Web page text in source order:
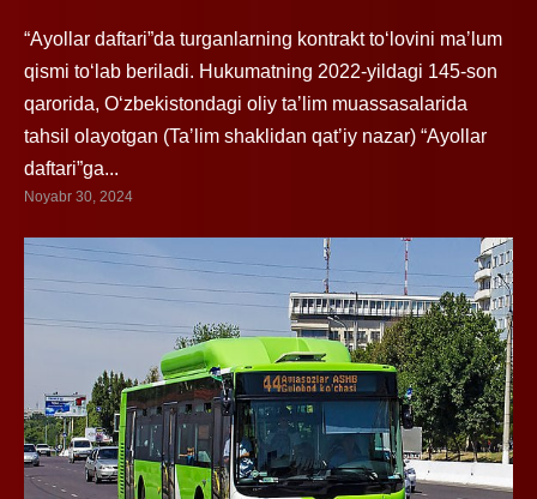
“Ayollar daftari”da turganlarning kontrakt toʻlovini maʼlum
qismi toʻlab beriladi. Hukumatning 2022-yildagi 145-son
qarorida, Oʻzbekistondagi oliy taʼlim muassasalarida
tahsil olayotgan (Taʼlim shaklidan qatʼiy nazar) “Ayollar
daftari”ga...
Noyabr 30, 2024